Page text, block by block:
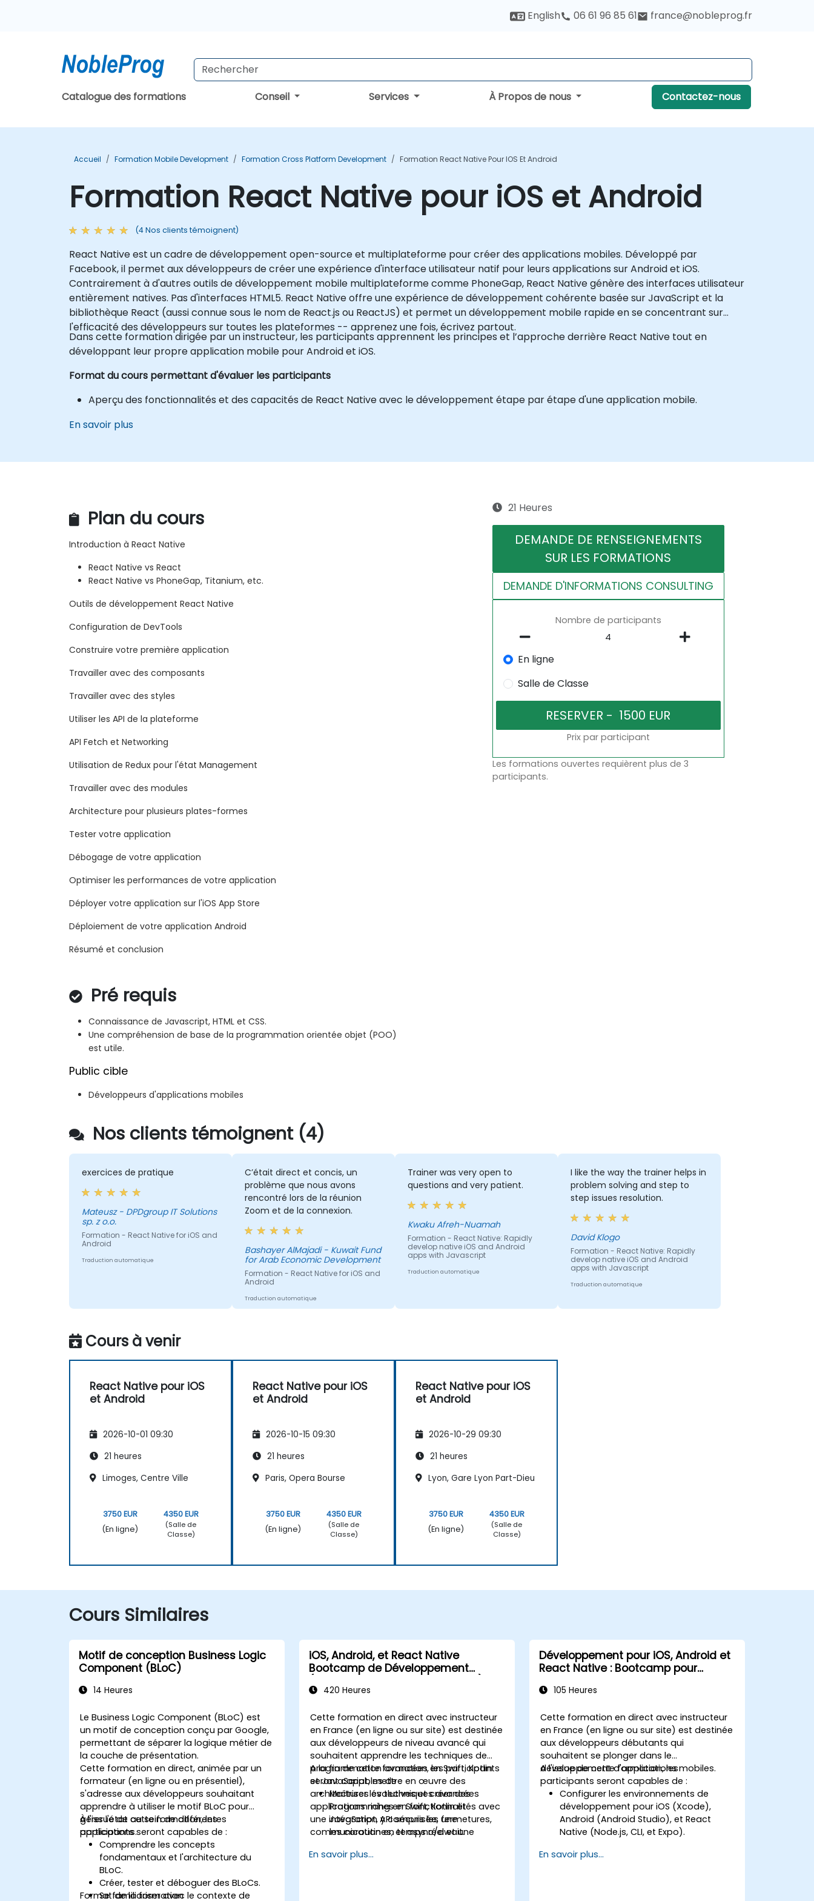
English 06 61 96 85 61 france@nobleprog.fr
Catalogue des formations Conseil Services À Propos de nous Contactez-nous
Accueil Formation Mobile Development Formation Cross Platform Development Formation React Native Pour IOS Et Android
Formation React Native pour iOS et Android
(4 Nos clients témoignent)
React Native est un cadre de développement open-source et multiplateforme pour créer des applications mobiles. Développé par
Facebook, il permet aux développeurs de créer une expérience d'interface utilisateur natif pour leurs applications sur Android et iOS.
Contrairement à d'autres outils de développement mobile multiplateforme comme PhoneGap, React Native génère des interfaces utilisateur
entièrement natives. Pas d'interfaces HTML5. React Native offre une expérience de développement cohérente basée sur JavaScript et la
bibliothèque React (aussi connue sous le nom de React.js ou ReactJS) et permet un développement mobile rapide en se concentrant sur
l'efficacité des développeurs sur toutes les plateformes -- apprenez une fois, écrivez partout.
Dans cette formation dirigée par un instructeur, les participants apprennent les principes et l’approche derrière React Native tout en
développant leur propre application mobile pour Android et iOS.
Format du cours permettant d'évaluer les participants
Aperçu des fonctionnalités et des capacités de React Native avec le développement étape par étape d'une application mobile.
En savoir plus
Plan du cours
Introduction à React Native
React Native vs React
React Native vs PhoneGap, Titanium, etc.
Outils de développement React Native
Configuration de DevTools
Construire votre première application
Travailler avec des composants
Travailler avec des styles
Utiliser les API de la plateforme
API Fetch et Networking
Utilisation de Redux pour l'état Management
Travailler avec des modules
Architecture pour plusieurs plates-formes
Tester votre application
Débogage de votre application
Optimiser les performances de votre application
Déployer votre application sur l'iOS App Store
Déploiement de votre application Android
Résumé et conclusion
Pré requis
Connaissance de Javascript, HTML et CSS.
Une compréhension de base de la programmation orientée objet (POO)
est utile.
Public cible
Développeurs d'applications mobiles
21 Heures
DEMANDE DE RENSEIGNEMENTS
SUR LES FORMATIONS
DEMANDE D'INFORMATIONS CONSULTING
Nombre de participants
En ligne
Salle de Classe
Prix par participant
Les formations ouvertes requièrent plus de 3
participants.
Nos clients témoignent (4)
exercices de pratique
Mateusz - DPDgroup IT Solutions
sp. z o.o.
Formation - React Native for iOS and
Android
Traduction automatique
C’était direct et concis, un
problème que nous avons
rencontré lors de la réunion
Zoom et de la connexion.
Bashayer AlMajadi - Kuwait Fund
for Arab Economic Development
Formation - React Native for iOS and
Android
Traduction automatique
Trainer was very open to
questions and very patient.
Kwaku Afreh-Nuamah
Formation - React Native: Rapidly
develop native iOS and Android
apps with Javascript
Traduction automatique
I like the way the trainer helps in
problem solving and step to
step issues resolution.
David Klogo
Formation - React Native: Rapidly
develop native iOS and Android
apps with Javascript
Traduction automatique
Cours à venir
React Native pour iOS
et Android
2026-10-01 09:30
21 heures
Limoges, Centre Ville
3750 EUR
(En ligne)
4350 EUR
(Salle de
Classe)
React Native pour iOS
et Android
2026-10-15 09:30
21 heures
Paris, Opera Bourse
3750 EUR
(En ligne)
4350 EUR
(Salle de
Classe)
React Native pour iOS
et Android
2026-10-29 09:30
21 heures
Lyon, Gare Lyon Part-Dieu
3750 EUR
(En ligne)
4350 EUR
(Salle de
Classe)
Cours Similaires
Motif de conception Business Logic
Component (BLoC)
14 Heures
Le Business Logic Component (BLoC) est
un motif de conception conçu par Google,
permettant de séparer la logique métier de
la couche de présentation.
Cette formation en direct, animée par un
formateur (en ligne ou en présentiel),
s'adresse aux développeurs souhaitant
apprendre à utiliser le motif BLoC pour
gérer l'état au sein de différentes
applications.
À l'issue de cette formation, les
participants seront capables de :
Comprendre les concepts
fondamentaux et l'architecture du
BLoC.
Créer, tester et déboguer des BLoCs.
Se familiariser avec le contexte de
Format de la formation
iOS, Android, et React Native
Bootcamp de Développement
420 Heures
Cette formation en direct avec instructeur
en France (en ligne ou sur site) est destinée
aux développeurs de niveau avancé qui
souhaitent apprendre les techniques de
programmation avancées en Swift, Kotlin
et JavaScript, mettre en œuvre des
architectures évolutives et créer des
applications riches en fonctionnalités avec
une intégration API sécurisée, une
communication en temps réel et une
A la fin de cette formation, les participants
seront capables de :
Maîtriser les techniques avancées
Programming en Swift, Kotlin et
JavaScript, y compris les fermetures,
les coroutines, et async/await.
d'applications mobiles Scalable en
En savoir plus...
Développement pour iOS, Android et
React Native : Bootcamp pour
105 Heures
Cette formation en direct avec instructeur
en France (en ligne ou sur site) est destinée
aux développeurs débutants qui
souhaitent se plonger dans le
développement d'applications mobiles.
A l'issue de cette formation, les
participants seront capables de :
Configurer les environnements de
développement pour iOS (Xcode),
Android (Android Studio), et React
Native (Node.js, CLI, et Expo).
entre le développement natif et le
En savoir plus...